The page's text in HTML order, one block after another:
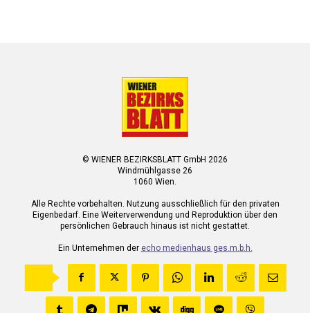
© WIENER BEZIRKSBLATT GmbH 2026
Windmühlgasse 26
1060 Wien.
Alle Rechte vorbehalten. Nutzung ausschließlich für den privaten
Eigenbedarf. Eine Weiterverwendung und Reproduktion über den
persönlichen Gebrauch hinaus ist nicht gestattet.
Ein Unternehmen der echo medienhaus ges.m.b.h.